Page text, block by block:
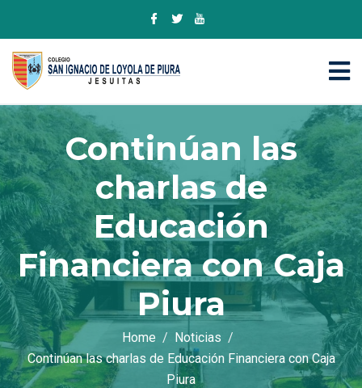
Continúan las
charlas de
Educación
Financiera con Caja
Piura
Home
Noticias
Continúan las charlas de Educación Financiera con Caja
Piura